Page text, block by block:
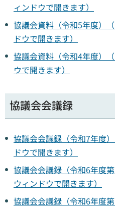
ィンドウで開きます）
協議会資料（令和5年度）
ドウで開きます）
協議会資料（令和4年度）
ウで開きます）
協議会会議録
協議会会議録（令和7年度
ドウで開きます）
協議会会議録（令和6年度
ウィンドウで開きます）
協議会会議録（令和6年度